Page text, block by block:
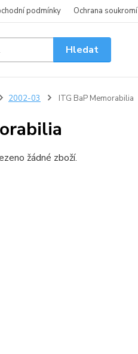
podmínky Ochrana soukromí
Hledat
2002-03 ITG BaP Memorabilia
žádné zboží.